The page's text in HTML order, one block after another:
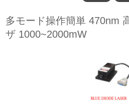
多モード操作簡単 470nm
ザ 1000~2000mW